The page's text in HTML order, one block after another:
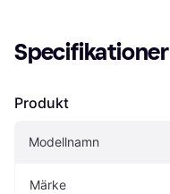
Specifikationer
Produkt
Modellnamn
Märke